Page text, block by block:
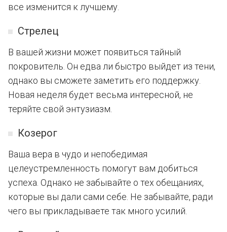
все изменится к лучшему.
Стрелец
В вашей жизни может появиться тайный
покровитель. Он едва ли быстро выйдет из тени,
однако вы сможете заметить его поддержку.
Новая неделя будет весьма интересной, не
теряйте свой энтузиазм.
Козерог
Ваша вера в чудо и непобедимая
целеустремленность помогут вам добиться
успеха. Однако не забывайте о тех обещаниях,
которые вы дали сами себе. Не забывайте, ради
чего вы прикладываете так много усилий.